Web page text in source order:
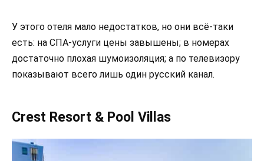
У этого отеля мало недостатков, но они всё-таки
есть: на СПА-услуги цены завышены; в номерах
достаточно плохая шумоизоляция; а по телевизору
показывают всего лишь один русский канал.
Crest Resort & Pool Villas